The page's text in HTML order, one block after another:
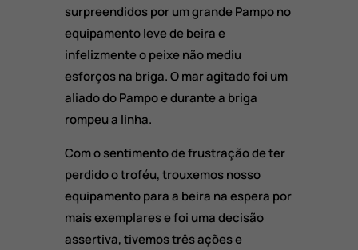
surpreendidos por um grande Pampo no
equipamento leve de beira e
infelizmente o peixe não mediu
esforços na briga. O mar agitado foi um
aliado do Pampo e durante a briga
rompeu a linha.
Com o sentimento de frustração de ter
perdido o troféu, trouxemos nosso
equipamento para a beira na espera por
mais exemplares e foi uma decisão
assertiva, tivemos três ações e